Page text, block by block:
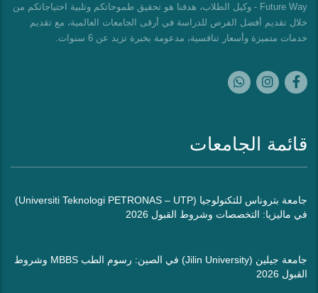
Future Way - وكيل الطلاب، هدفنا هو تحقيق طموحاتكم وتلبية احتياجاتكم من
خلال تقديم أفضل الفرص للدراسة في أرقى الجامعات العالمية، مع تقديم
خدمات متميزة وأسعار تنافسية، مدعومة بخبرة تزيد عن 6 سنوات.
قائمة الجامعات
جامعة بتروناس للتكنولوجيا (Universiti Teknologi PETRONAS – UTP)
في ماليزيا: التخصصات وشروط القبول 2026
جامعة جيلين (Jilin University) في الصين: رسوم الطب MBBS وشروط
القبول 2026